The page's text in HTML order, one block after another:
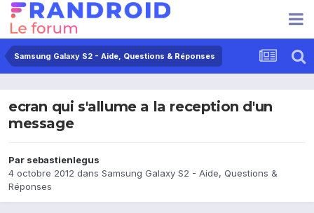
Samsung Galaxy S2 - Aide, Questions & Réponses
ecran qui s'allume a la reception d'un
message
Par sebastienlegus
4 octobre 2012 dans Samsung Galaxy S2 - Aide, Questions &
Réponses